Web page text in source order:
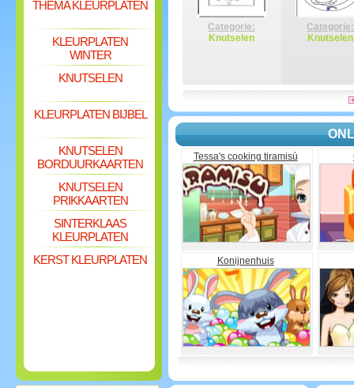
THEMA KLEURPLATEN
KLEURPLATEN
WINTER
KNUTSELEN
KLEURPLATEN BIJBEL
KNUTSELEN
BORDUURKAARTEN
KNUTSELEN
PRIKKAARTEN
SINTERKLAAS
KLEURPLATEN
KERST KLEURPLATEN
Categorie:
Knutselen
Categorie:
Knutselen
Tessa's cooking tiramisù
Konijnenhuis